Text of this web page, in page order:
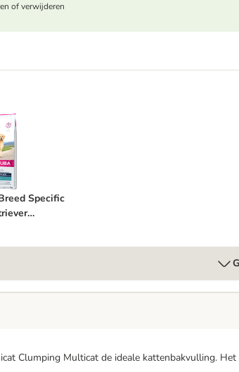
of verwijderen
Breed Specific Golden Retriever Hondenvoer
Specific
Clumping Multicat de ideale kattenbakvulling.